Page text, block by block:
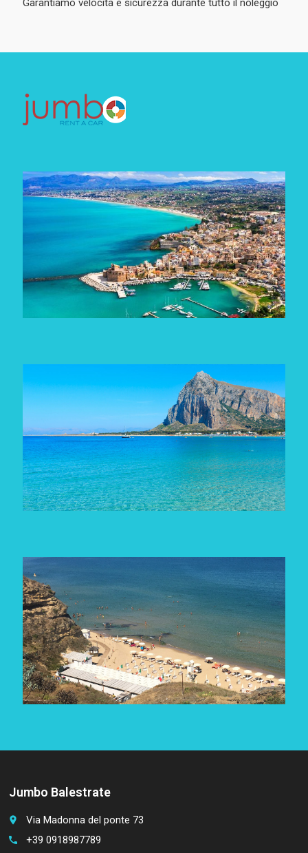
Garantiamo velocita e sicurezza durante tutto il noleggio
Jumbo Balestrate
place Via Madonna del ponte 73
call +39 0918987789